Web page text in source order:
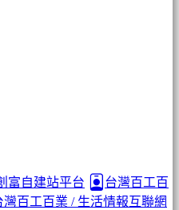
富自建站平台
台灣百工百
灣百工百業 / 生活情報互聯網